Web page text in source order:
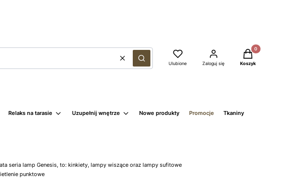
WyczyśćSzukaj Ulubione Zaloguj się
Produkty w
Koszyk
Relaks na tarasie Uzupełnij wnętrze Nowe produkty Promocje Tkaniny
seria lamp Genesis, to: kinkiety, lampy wiszące oraz lampy sufitowe
punktowe